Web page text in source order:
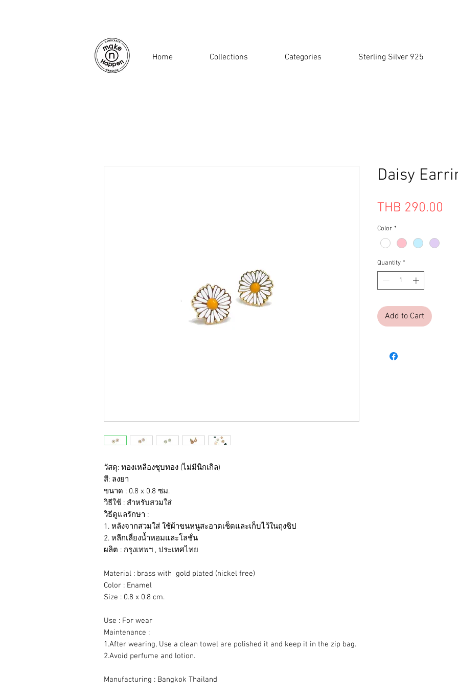
Home Collections Categories Sterling Silver 925
วัสดุ: ทองเหลืองชุบทอง (ไม่มีนิกเกิล)
สี: ลงยา
ขนาด : 0.8 x 0.8 ซม.
วิธีใช้ : สำหรับสวมใส่
วิธีดูแลรักษา :
1. หลังจากสวมใส่ ใช้ผ้าขนหนูสะอาดเช็ดและเก็บไว้ในถุงซิป
2. หลีกเลี่ยงน้ำหอมและโลชั่น
ผลิต : กรุงเทพฯ , ประเทศไทย
Material : brass with gold plated (nickel free)
Color : Enamel
Size : 0.8 x 0.8 cm.
Use : For wear
Maintenance :
1.After wearing, Use a clean towel are polished it and keep it in the zip bag.
2.Avoid perfume and lotion.
Manufacturing : Bangkok Thailand
Daisy
THB 290.00
Color *
Quantity *
Add to Cart